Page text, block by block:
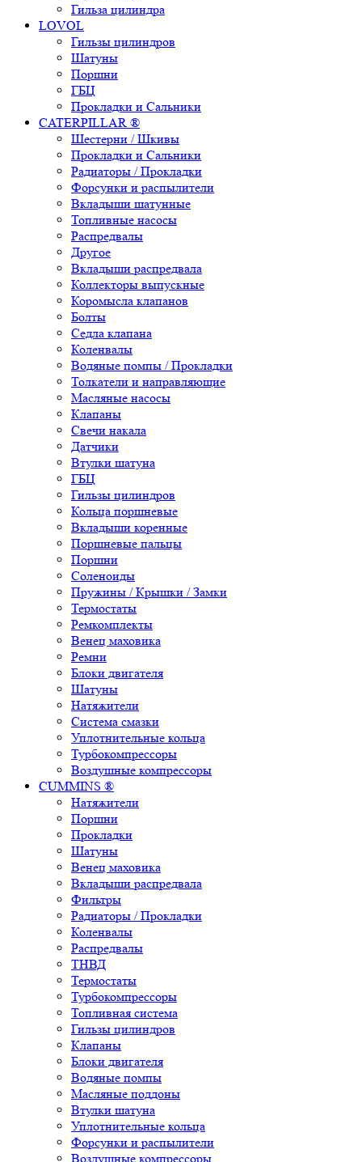
Гильза цилиндра
LOVOL
Гильзы цилиндров
Шатуны
Поршни
ГБЦ
Прокладки и Сальники
CATERPILLAR ®
Шестерни / Шкивы
Прокладки и Сальники
Радиаторы / Прокладки
Форсунки и распылители
Вкладыши шатунные
Топливные насосы
Распредвалы
Другое
Вкладыши распредвала
Коллекторы выпускные
Коромысла клапанов
Болты
Седла клапана
Коленвалы
Водяные помпы / Прокладки
Толкатели и направляющие
Масляные насосы
Клапаны
Свечи накала
Датчики
Втулки шатуна
ГБЦ
Гильзы цилиндров
Кольца поршневые
Вкладыши коренные
Поршневые пальцы
Поршни
Соленоиды
Пружины / Крышки / Замки
Термостаты
Ремкомплекты
Венец маховика
Ремни
Блоки двигателя
Шатуны
Натяжители
Система смазки
Уплотнительные кольца
Турбокомпрессоры
Воздушные компрессоры
CUMMINS ®
Натяжители
Поршни
Прокладки
Шатуны
Венец маховика
Вкладыши распредвала
Фильтры
Радиаторы / Прокладки
Коленвалы
Распредвалы
ТНВД
Термостаты
Турбокомпрессоры
Топливная система
Гильзы цилиндров
Клапаны
Блоки двигателя
Водяные помпы
Масляные поддоны
Втулки шатуна
Уплотнительные кольца
Форсунки и распылители
Воздушные компрессоры